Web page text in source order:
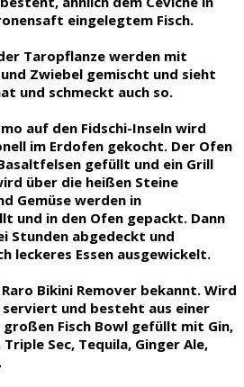
eingelegtem Fisch.
Taropflanze werden mit
Zwiebel gemischt und sieht
und schmeckt auch so.
auf den Fidschi-Inseln wird
im Erdofen gekocht. Der Ofen
gefüllt und ein Grill
über die heißen Steine
Gemüse werden in
und in den Ofen gepackt. Dann
Stunden abgedeckt und
leckeres Essen ausgewickelt.
Raro Bikini Remover bekannt. Wird
und besteht aus einer
Fisch Bowl gefüllt mit Gin,
Sec, Tequila, Ginger Ale,